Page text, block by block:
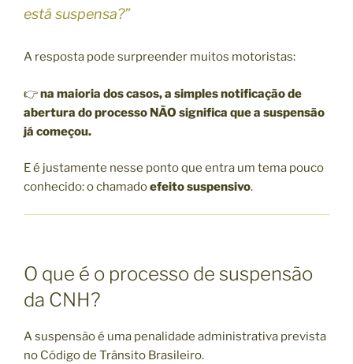
está suspensa?”
A resposta pode surpreender muitos motoristas:
👉na maioria dos casos, a simples notificação de
abertura do processo NÃO significa que a suspensão
já começou.
E é justamente nesse ponto que entra um tema pouco
conhecido: o chamadoefeito suspensivo.
O que é o processo de suspensão
da CNH?
A suspensão é uma penalidade administrativa prevista
no Código de Trânsito Brasileiro.